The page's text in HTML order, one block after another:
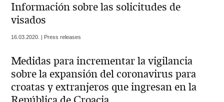
Información sobre las solicitudes de
visados
16.03.2020. | Press releases
Medidas para incrementar la vigilancia
sobre la expansión del coronavirus para
croatas y extranjeros que ingresan en la